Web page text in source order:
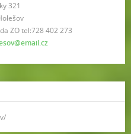
321
ZO tel:728 402 273